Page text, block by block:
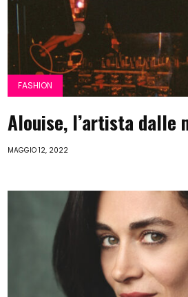
FASHION
Alouise, l’artista dalle
MAGGIO 12, 2022